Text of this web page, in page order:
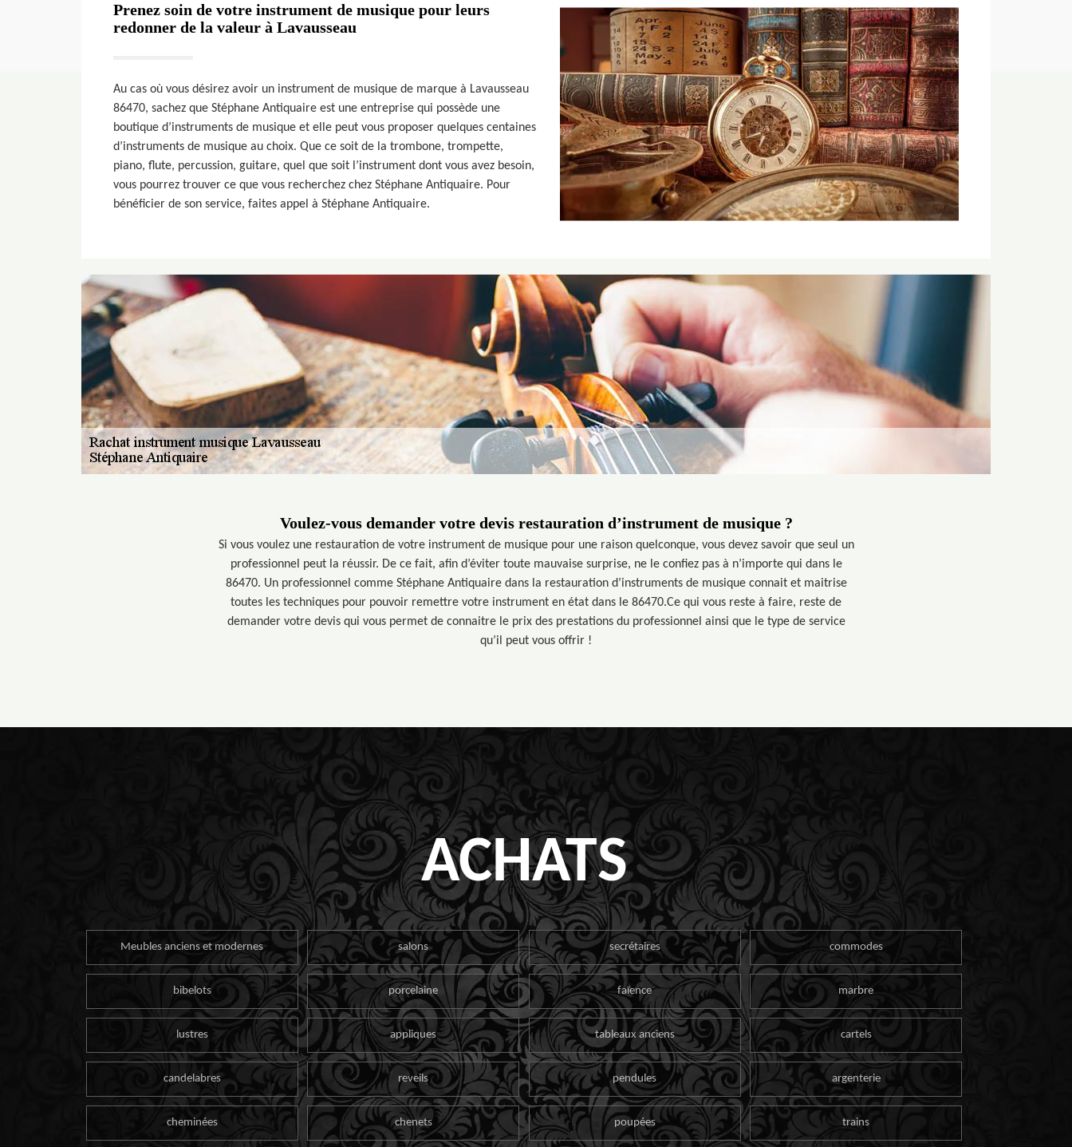
Prenez soin de votre instrument de musique pour leurs
redonner de la valeur à Lavausseau
Au cas où vous désirez avoir un instrument de musique de marque à Lavausseau
86470, sachez que Stéphane Antiquaire est une entreprise qui possède une
boutique d’instruments de musique et elle peut vous proposer quelques centaines
d’instruments de musique au choix. Que ce soit de la trombone, trompette,
piano, flute, percussion, guitare, quel que soit l’instrument dont vous avez besoin,
vous pourrez trouver ce que vous recherchez chez Stéphane Antiquaire. Pour
bénéficier de son service, faites appel à Stéphane Antiquaire.
Voulez-vous demander votre devis restauration d’instrument de musique ?
Si vous voulez une restauration de votre instrument de musique pour une raison quelconque, vous devez savoir que seul un
professionnel peut la réussir. De ce fait, afin d’éviter toute mauvaise surprise, ne le confiez pas à n’importe qui dans le
86470. Un professionnel comme Stéphane Antiquaire dans la restauration d’instruments de musique connait et maitrise
toutes les techniques pour pouvoir remettre votre instrument en état dans le 86470.Ce qui vous reste à faire, reste de
demander votre devis qui vous permet de connaitre le prix des prestations du professionnel ainsi que le type de service
qu’il peut vous offrir !
ACHATS
Meubles anciens et modernes salons secrétaires commodes
bibelots porcelaine faïence marbre
lustres appliques tableaux anciens cartels
candelabres reveils pendules argenterie
cheminées chenets poupées trains